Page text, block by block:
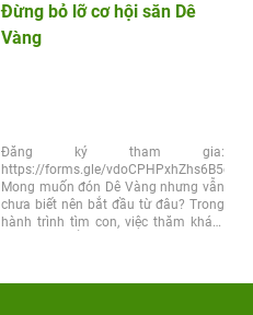
Đừng bỏ lỡ cơ hội săn Dê
Vàng
Đăng ký tham gia:
https://forms.gle/vdoCPHPxhZhs6B5q6
Mong muốn đón Dê Vàng nhưng vẫn
chưa biết nên bắt đầu từ đâu? Trong
hành trình tìm con, việc thăm khám